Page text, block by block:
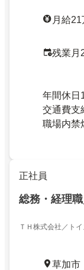
月給
残業月
年間休日
交通費支
職場内禁
正社員
総務・経理
ＴＨ株式会社／トイ
草加市